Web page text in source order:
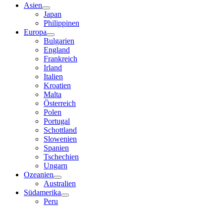
Asien
Japan
Philippinen
Europa
Bulgarien
England
Frankreich
Irland
Italien
Kroatien
Malta
Österreich
Polen
Portugal
Schottland
Slowenien
Spanien
Tschechien
Ungarn
Ozeanien
Australien
Südamerika
Peru